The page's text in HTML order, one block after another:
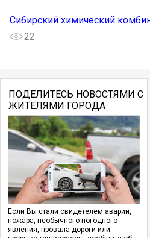
Сибирский химический
22
ПОДЕЛИТЕСЬ НОВОСТЯМИ С
ЖИТЕЛЯМИ ГОРОДА
Если Вы стали свидетелем аварии,
пожара, необычного погодного
явления, провала дороги или